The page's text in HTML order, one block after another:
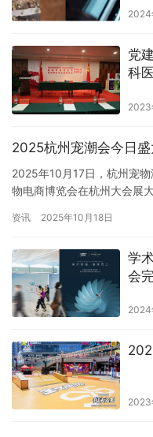
2024
党
科
2023
2025杭州宠潮会今日
2025年10月17日，杭州宠
物电商博览会在杭州大会展
物爱好者齐聚一堂，为大家
新星新品区」全新启幕！我
资讯 2025年10月18日
学
会
2024
2023